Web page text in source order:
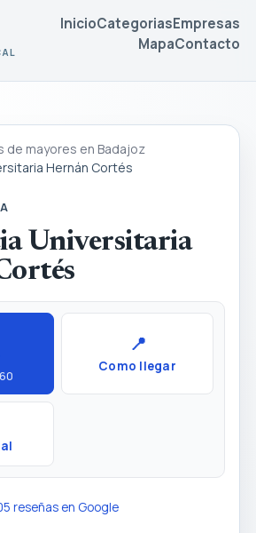
InicioCategoriasEmpresas
MapaContacto
de mayores en Badajoz
Hernán Cortés
Universitaria
📍
Como llegar
reseñas en Google